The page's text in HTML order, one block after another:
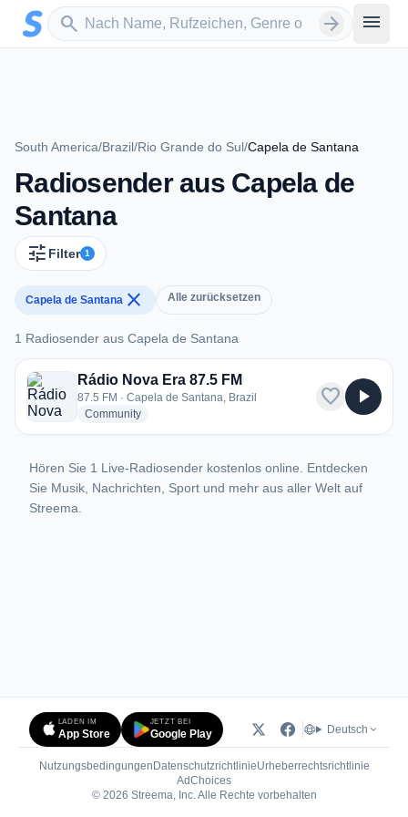
Zum Hauptinhalt springen
search
Sender suchen arrow_forward menu
South America/Brazil/Rio Grande do Sul/Capela de Santana
Radiosender aus Capela de
Santana
tune Filter 1
Capela de Santana close Alle zurücksetzen
1 Radiosender aus Capela de Santana
1 Radiosender aus Capela de Santana
Rádio Nova Era 87.5 FM
87.5 FM · Capela de Santana, Brazil
Communityradio stations
favorite play_arrow
Hören Sie 1 Live-Radiosender kostenlos online. Entdecken
Sie Musik, Nachrichten, Sport und mehr aus aller Welt auf
Streema.
LADEN IM
App Store
JETZT BEI
Google Play Deutsch
Nutzungsbedingungen DatenschutzrichtlinieUrheberrechtsrichtlinie
AdChoices(öffnet in neuem Tab)
© 2026 Streema, Inc. Alle Rechte vorbehalten